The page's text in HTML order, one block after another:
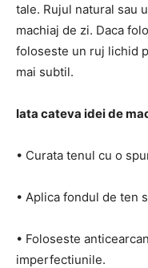
tale. Rujul natural sau
machiaj de zi. Daca
foloseste un ruj lichid
mai subtil.
Iata cateva idei de
• Curata tenul cu o
• Aplica fondul de ten
• Foloseste
imperfectiunile.